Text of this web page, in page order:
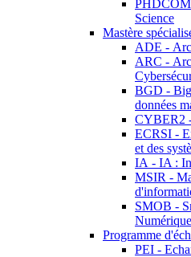
Science
Mastère
ADE -
ARC -
BGD - Big
données
CYBER2
ECRSI -
et des
IA - IA :
MSIR -
SMOB -
Programme
PEI -